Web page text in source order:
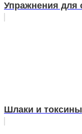
Упражнения для
Шлаки и токсины